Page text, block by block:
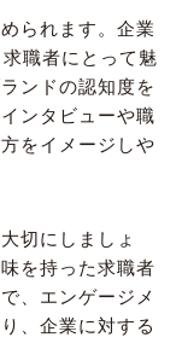
られます。企業
職者にとって魅
ンドの認知度を
ンタビューや職
をイメージしや
切にしましょ
を持った求職者
、エンゲージメ
、企業に対する